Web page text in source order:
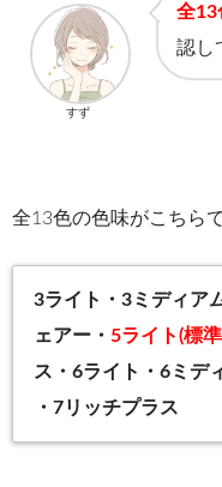
全13
認し
すず
全13色の色味がこちらで
3ライト・3ミディア
ェアー・ 5ライト(標
ス・6ライト・6ミデ
・7リッチプラス